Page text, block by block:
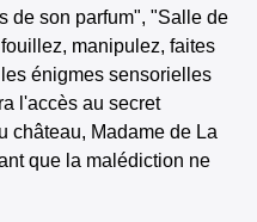
de son parfum", "Salle de
manipulez, faites
énigmes sensorielles
l'accès au secret
château, Madame de La
que la malédiction ne